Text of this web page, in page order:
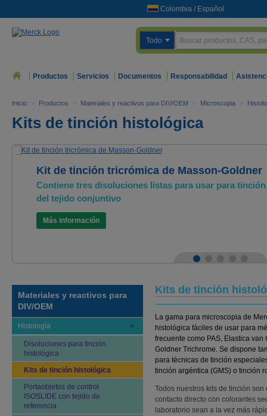
Colombia / Español
Todo
Productos Servicios Documentos Responsabilidad
Inicio > Productos > Materiales y reactivos para DIV/OEM > Microscopia >
Kits de tinción histológica
Kit de tinción tricrómica de Masson-Goldner
Contiene tres disoluciones listas para usar para tinción
del tejido conjuntivo
Más información
Materiales y reactivos para
DIV/OEM
Histología
Disoluciones para tinción
histológica
Kits de tinción histológica
Portaobjetos de control
ISOSLIDE con tejido de
referencia
Kits de tinción
La gama para microscopia de
histológica fáciles de usar para
frecuente como PAS, Elastica van
Goldner Trichrome. Se dispone
para técnicas de tinción
tinción argéntica (GMS) o tinción
Todos nuestros kits de tinción
contacto directo con colorantes
laboratorio sean a la vez más